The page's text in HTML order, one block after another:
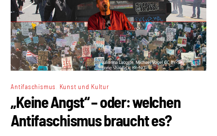
Antifaschismus Kunst und Kultur
„Keine Angst“ – oder: welchen
Antifaschismus braucht es?